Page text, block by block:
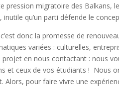
pression migratoire des Balkans,
qu’un parti défende le
donc la promesse de
variées : culturelles,
en nous contactant : nous
et ceux de vos étudiants ! Nous
Alors, pour faire vivre une